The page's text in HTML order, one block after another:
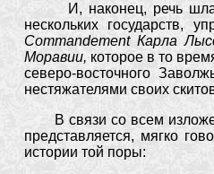
И, наконец, речь шла о
нескольких
Commandement Карла
Моравии, которое в то
северо-восточного
нестяжателями своих
В связи со всем
представляется, мягко
истории той поры: